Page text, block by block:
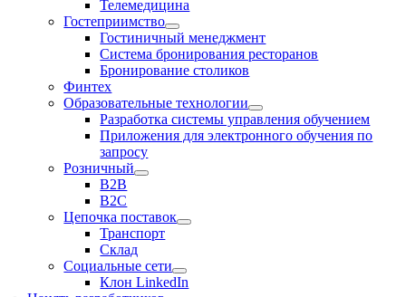
Телемедицина
Гостеприимство
Гостиничный менеджмент
Система бронирования ресторанов
Бронирование столиков
Финтех
Образовательные технологии
Разработка системы управления обучением
Приложения для электронного обучения по
запросу
Розничный
В2В
В2С
Цепочка поставок
Транспорт
Склад
Социальные сети
Клон LinkedIn